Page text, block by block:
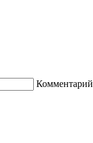
Комментарий